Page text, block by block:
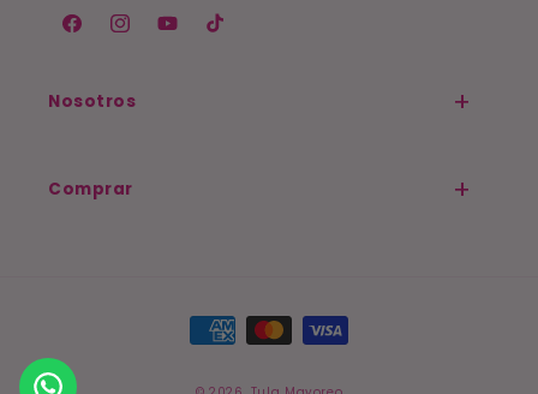
FacebookInstagramYouTubeTikTok
Nosotros
Comprar